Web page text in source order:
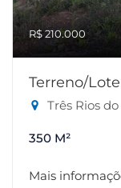
R$ 210.000
Terreno/
Três Rios
350 M²
Mais